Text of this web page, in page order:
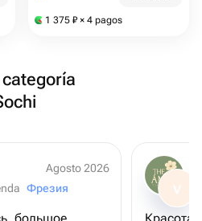
1 375 ₽ × 4 pagos
Agosto 2026
Фрезия V